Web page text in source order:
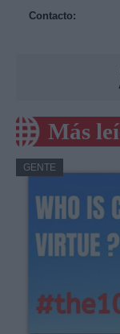
Contacto:
Más
GENTE